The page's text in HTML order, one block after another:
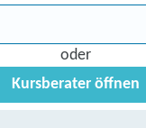
oder
Kursberater öffnen